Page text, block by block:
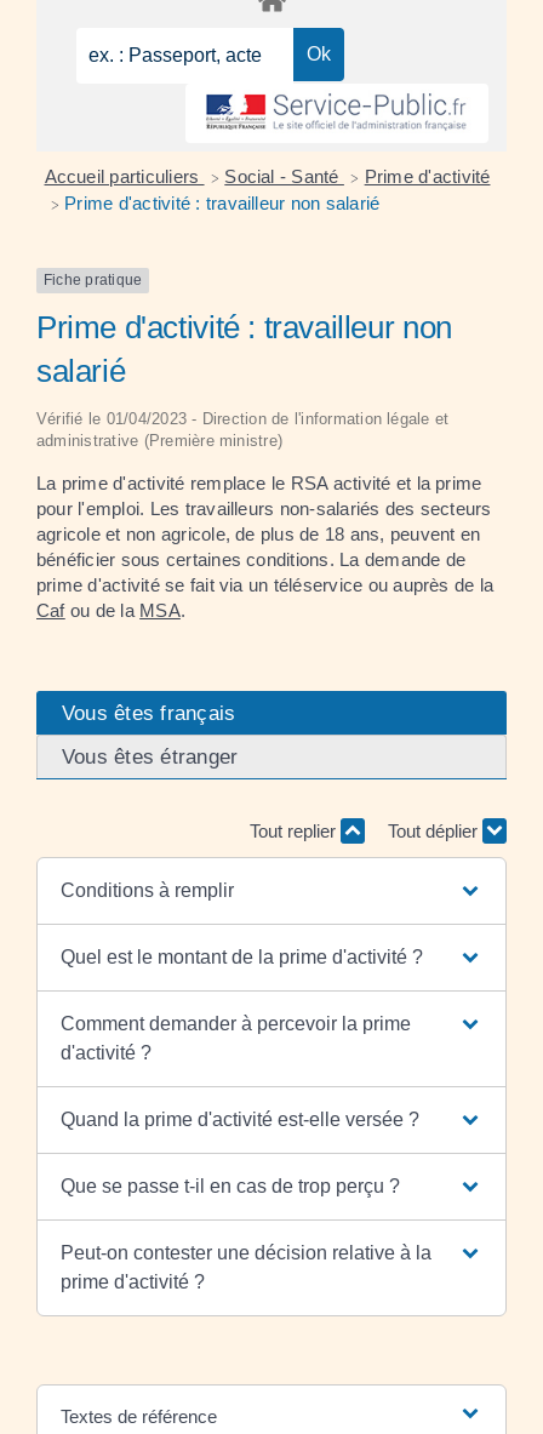
Accueil particuliers > Social - Santé > Prime d'activité
> Prime d'activité : travailleur non salarié
Fiche pratique
Prime d'activité : travailleur non
salarié
Vérifié le 01/04/2023 - Direction de l'information légale et
administrative (Première ministre)
La prime d'activité remplace le RSA activité et la prime
pour l'emploi. Les travailleurs non-salariés des secteurs
agricole et non agricole, de plus de 18 ans, peuvent en
bénéficier sous certaines conditions. La demande de
prime d'activité se fait via un téléservice ou auprès de la
Cafou de la MSA.
Vous êtes français
Vous êtes étranger
Tout replier Tout déplier
Conditions à remplir
Quel est le montant de la prime d'activité ?
Comment demander à percevoir la prime
d'activité ?
Quand la prime d'activité est-elle versée ?
Que se passe t-il en cas de trop perçu ?
Peut-on contester une décision relative à la
prime d'activité ?
Textes de référence